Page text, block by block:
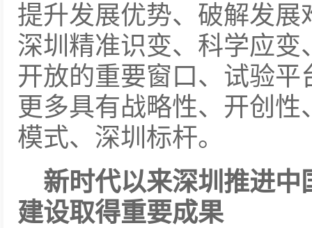
提升发展优势、破解发
深圳精准识变、科学应
开放的重要窗口、试验
更多具有战略性、开创
模式、深圳标杆。
新时代以来深圳推进
建设取得重要成果